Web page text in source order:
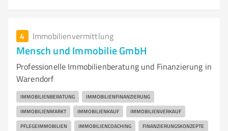
4 Immobilienvermittlung
Mensch und Immobilie GmbH
Professionelle Immobilienberatung und Finanzierung in
Warendorf
IMMOBILIENBERATUNG IMMOBILIENFINANZIERUNG
IMMOBILIENMARKT IMMOBILIENKAUF IMMOBILIENVERKAUF
PFLEGEIMMOBILIEN IMMOBILIENCOACHING FINANZIERUNGSKONZEPTE